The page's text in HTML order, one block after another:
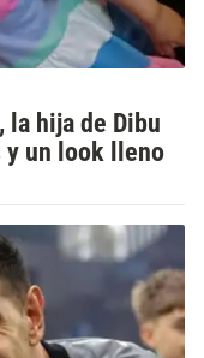
la hija de Dibu
un look lleno